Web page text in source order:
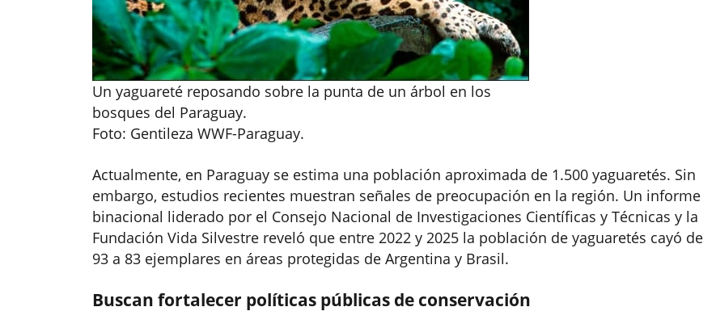
Un yaguareté reposando sobre la punta de un árbol en los
bosques del Paraguay.
Foto: Gentileza WWF-Paraguay.
Actualmente, en Paraguay se estima una población aproximada de 1.500 yaguaretés. Sin
embargo, estudios recientes muestran señales de preocupación en la región. Un informe
binacional liderado por el Consejo Nacional de Investigaciones Científicas y Técnicas y la
Fundación Vida Silvestre reveló que entre 2022 y 2025 la población de yaguaretés cayó de
93 a 83 ejemplares en áreas protegidas de Argentina y Brasil.
Buscan fortalecer políticas públicas de conservación